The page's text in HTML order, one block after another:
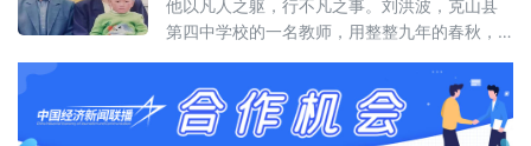
他以凡人之躯，行不凡之事。刘洪波，克山县
第四中学校的一名教师，用整整九年的春秋，
少年，用超越血缘的亲情与责任，为他们撑起
一片温暖的天空，书写了一曲孝老爱亲的感人
赞歌。爱心缘起：两次义举，为困境少年点亮